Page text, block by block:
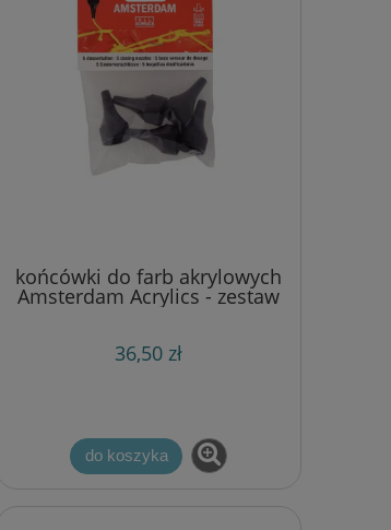
końcówki do farb akrylowych
Amsterdam Acrylics - zestaw
5 szt
36,50 zł
do koszyka